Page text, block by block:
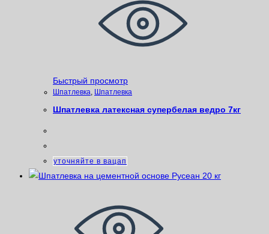
Быстрый просмотр
Шпатлевка Шпатлевка
Шпатлевка латексная супербелая ведро 7кг
уточняйте в вацап